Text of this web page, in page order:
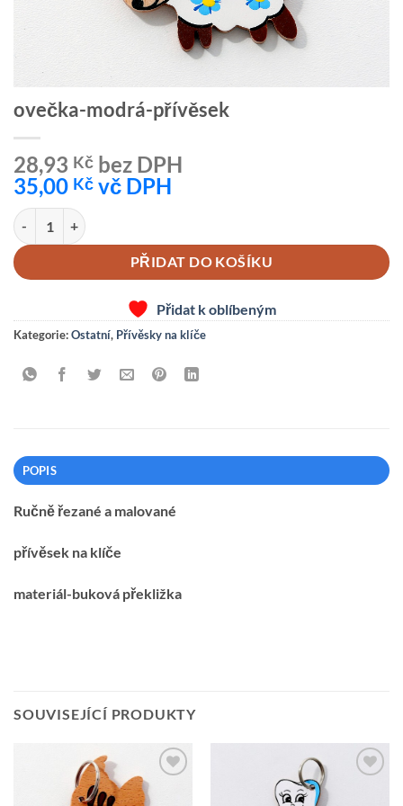
ovečka-modrá-přívěsek
28,93 Kč bez DPH
35,00 Kč vč DPH
ovečka-modrá-přívěsek množství
PŘIDAT DO KOŠÍKU
Přidat k oblíbeným
Kategorie:Ostatní, Přívěsky na klíče
POPIS
Ručně řezané a malované
přívěsek na klíče
materiál-buková překližka
SOUVISEJÍCÍ PRODUKTY
Přidat k
oblíbeným